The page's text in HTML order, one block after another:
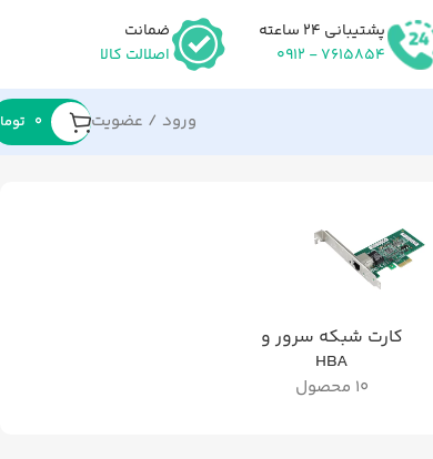
پشتیبانی 24 ساعته
7615854 - 0912
ضمانت
اصلالت کالا
ورود / عضویت ۰
کارت شبکه سرور و
HBA
10 محصول